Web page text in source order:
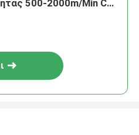
500-2000m/Min CNC